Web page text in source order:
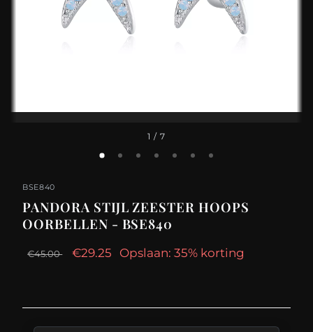
1 / 7
BSE840
PANDORA STIJL ZEESTER HOOPS
OORBELLEN - BSE840
€45.00 €29.25 Opslaan: 35% korting